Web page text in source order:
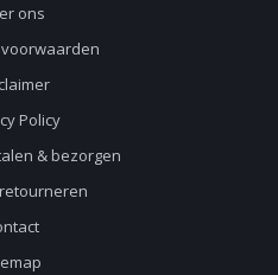
ons
Policy
& bezorgen